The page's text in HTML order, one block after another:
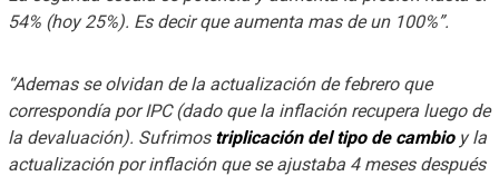
54% (hoy 25%). Es decir que aumenta mas de un 100%”.
“Ademas se olvidan de la actualización de febrero que
correspondía por IPC (dado que la inflación recupera luego de
la devaluación). Sufrimos triplicación del tipo de cambioy la
actualización por inflación que se ajustaba 4 meses después